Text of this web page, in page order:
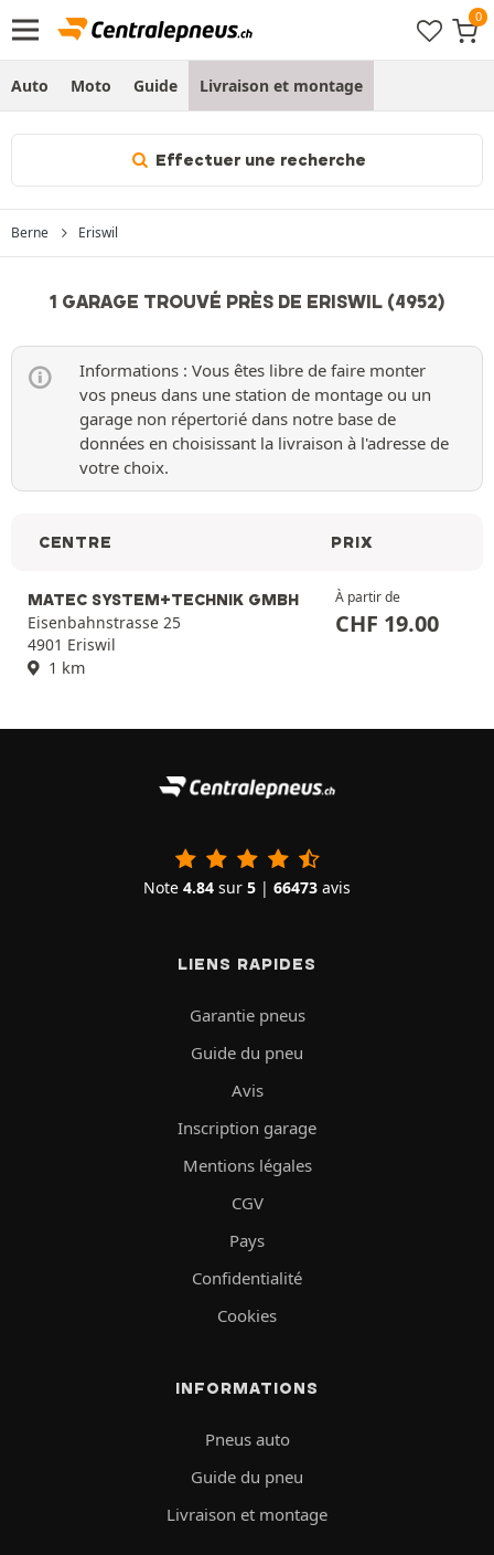
Auto Moto Guide Livraison et montage
Effectuer une recherche
Berne Eriswil
1 GARAGE TROUVÉ PRÈS DE ERISWIL (4952)
Informations : Vous êtes libre de faire monter
vos pneus dans une station de montage ou un
garage non répertorié dans notre base de
données en choisissant la livraison à l'adresse de
votre choix.
CENTRE PRIX
MATEC SYSTEM+TECHNIK GMBH
Eisenbahnstrasse 25
4901 Eriswil
1 km
À partir de
CHF 19.00
Note 4.84 sur 5 | 66473 avis
LIENS RAPIDES
Garantie pneus
Guide du pneu
Avis
Inscription garage
Mentions légales
CGV
Pays
Confidentialité
Cookies
INFORMATIONS
Pneus auto
Guide du pneu
Livraison et montage